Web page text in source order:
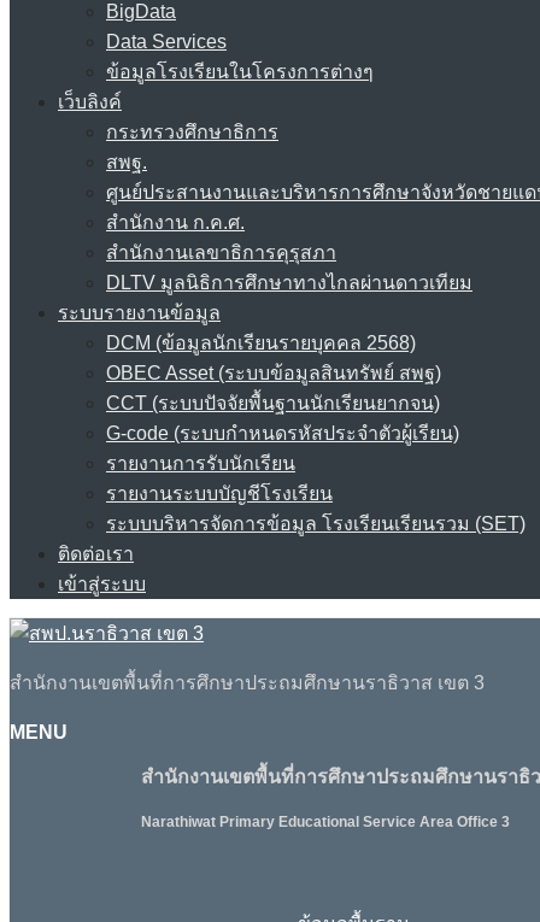
BigData
Data Services
ข้อมูลโรงเรียนในโครงการต่างๆ
เว็บลิงค์
กระทรวงศึกษาธิการ
สพฐ.
ศูนย์ประสานงานและบริหารการศึกษาจังหวัดชายแ
สำนักงาน ก.ค.ศ.
สำนักงานเลขาธิการคุรุสภา
DLTV มูลนิธิการศึกษาทางไกลผ่านดาวเทียม
ระบบรายงานข้อมูล
DCM (ข้อมูลนักเรียนรายบุคคล 2568)
OBEC Asset (ระบบข้อมูลสินทรัพย์ สพฐ)
CCT (ระบบปัจจัยพื้นฐานนักเรียนยากจน)
G-code (ระบบกำหนดรหัสประจำตัวผู้เรียน)
รายงานการรับนักเรียน
รายงานระบบบัญชีโรงเรียน
ระบบบริหารจัดการข้อมูล โรงเรียนเรียนรวม (SET)
ติดต่อเรา
เข้าสู่ระบบ
สำนักงานเขตพื้นที่การศึกษาประถมศึกษานราธิวาส เขต 3
MENU
สำนักงานเขตพื้นที่การศึกษาประถมศึกษานราธิว
Narathiwat Primary Educational Service Area Office 3